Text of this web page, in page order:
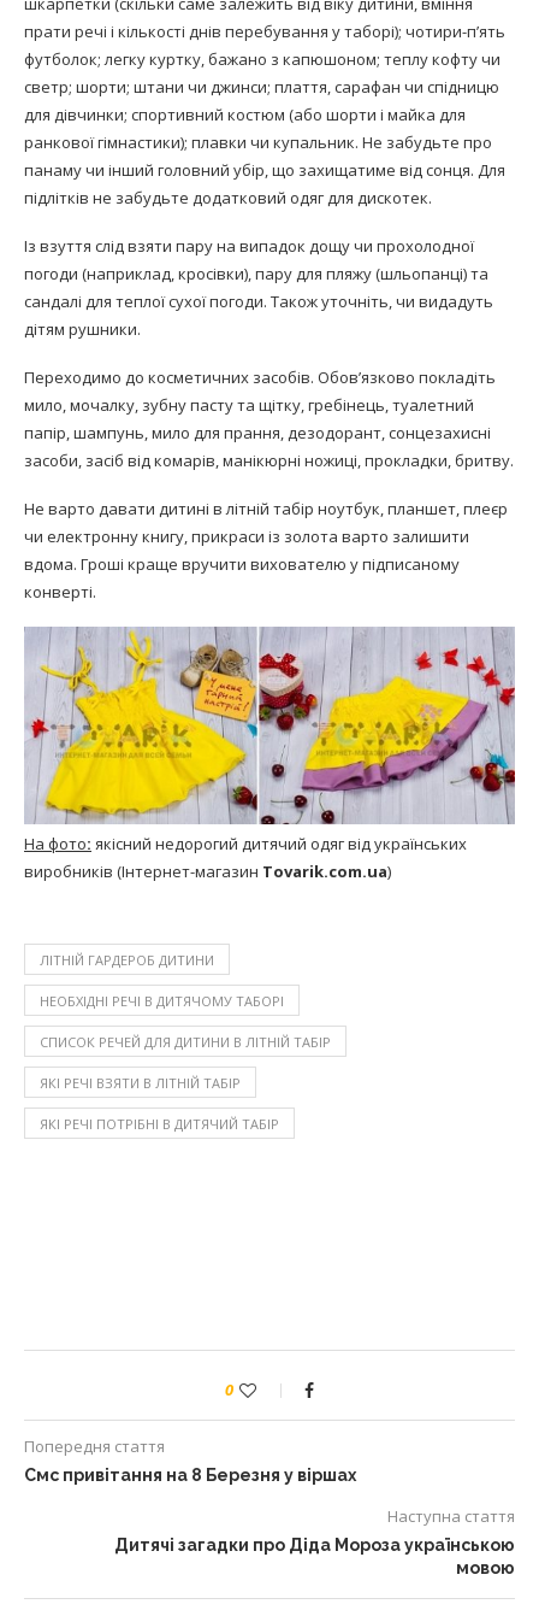
прати речі і кількості днів перебування у таборі); чотири-п’ять
футболок; легку куртку, бажано з капюшоном; теплу кофту чи
светр; шорти; штани чи джинси; плаття, сарафан чи спідницю
для дівчинки; спортивний костюм (або шорти і майка для
ранкової гімнастики); плавки чи купальник. Не забудьте про
панаму чи інший головний убір, що захищатиме від сонця. Для
підлітків не забудьте додатковий одяг для дискотек.
Із взуття слід взяти пару на випадок дощу чи прохолодної
погоди (наприклад, кросівки), пару для пляжу (шльопанці) та
сандалі для теплої сухої погоди. Також уточніть, чи видадуть
дітям рушники.
Переходимо до косметичних засобів. Обов’язково покладіть
мило, мочалку, зубну пасту та щітку, гребінець, туалетний
папір, шампунь, мило для прання, дезодорант, сонцезахисні
засоби, засіб від комарів, манікюрні ножиці, прокладки, бритву.
Не варто давати дитині в літній табір ноутбук, планшет, плеєр
чи електронну книгу, прикраси із золота варто залишити
вдома. Гроші краще вручити вихователю у підписаному
конверті.
На фото: якісний недорогий дитячий одяг від українських
виробників (Інтернет-магазин Tovarik.com.ua)
ЛІТНІЙ ГАРДЕРОБ ДИТИНИ
НЕОБХІДНІ РЕЧІ В ДИТЯЧОМУ ТАБОРІ
СПИСОК РЕЧЕЙ ДЛЯ ДИТИНИ В ЛІТНІЙ ТАБІР
ЯКІ РЕЧІ ВЗЯТИ В ЛІТНІЙ ТАБІР
ЯКІ РЕЧІ ПОТРІБНІ В ДИТЯЧИЙ ТАБІР
0
Попередня стаття
Смс привітання на 8 Березня у віршах
Наступна стаття
Дитячі загадки про Діда Мороза українською
мовою